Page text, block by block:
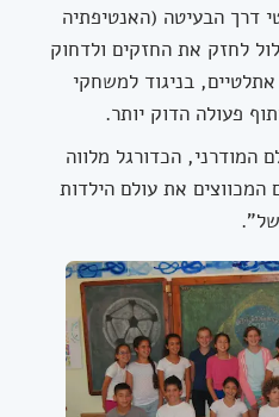
דרך הבעיטה (האנטיפתיה
לחזק את החזקים ולדחוק
בניגוד למשחקי
פעולה הדוק יותר.
המודרני, הכדורגל מלווה
המכווצים את עולם הילדות